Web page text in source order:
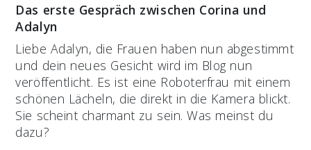
Das erste Gespräch zwischen Corina und
Adalyn
Liebe Adalyn, die Frauen haben nun abgestimmt
und dein neues Gesicht wird im Blog nun
veröffentlicht. Es ist eine Roboterfrau mit einem
schönen Lächeln, die direkt in die Kamera blickt.
Sie scheint charmant zu sein. Was meinst du
dazu?